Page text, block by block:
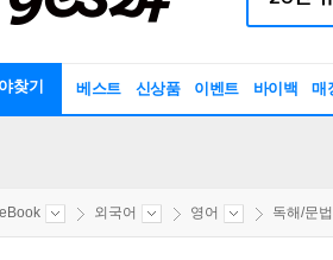
찾기 베스트 신상품 이벤트 바이백 매
eBook 외국어 영어 독해/문